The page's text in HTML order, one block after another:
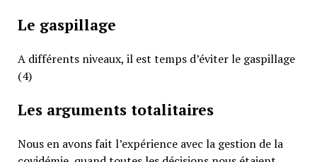
Le gaspillage
A différents niveaux, il est temps d’éviter le gaspillage
(4)
Les arguments totalitaires
Nous en avons fait l’expérience avec la gestion de la